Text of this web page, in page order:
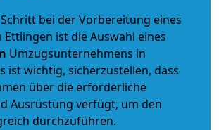
bei der Vorbereitung eines
Ettlingen ist die Auswahl eines
Umzugsunternehmens in
ist wichtig, sicherzustellen, dass
über die erforderliche
Ausrüstung verfügt, um den
durchzuführen.